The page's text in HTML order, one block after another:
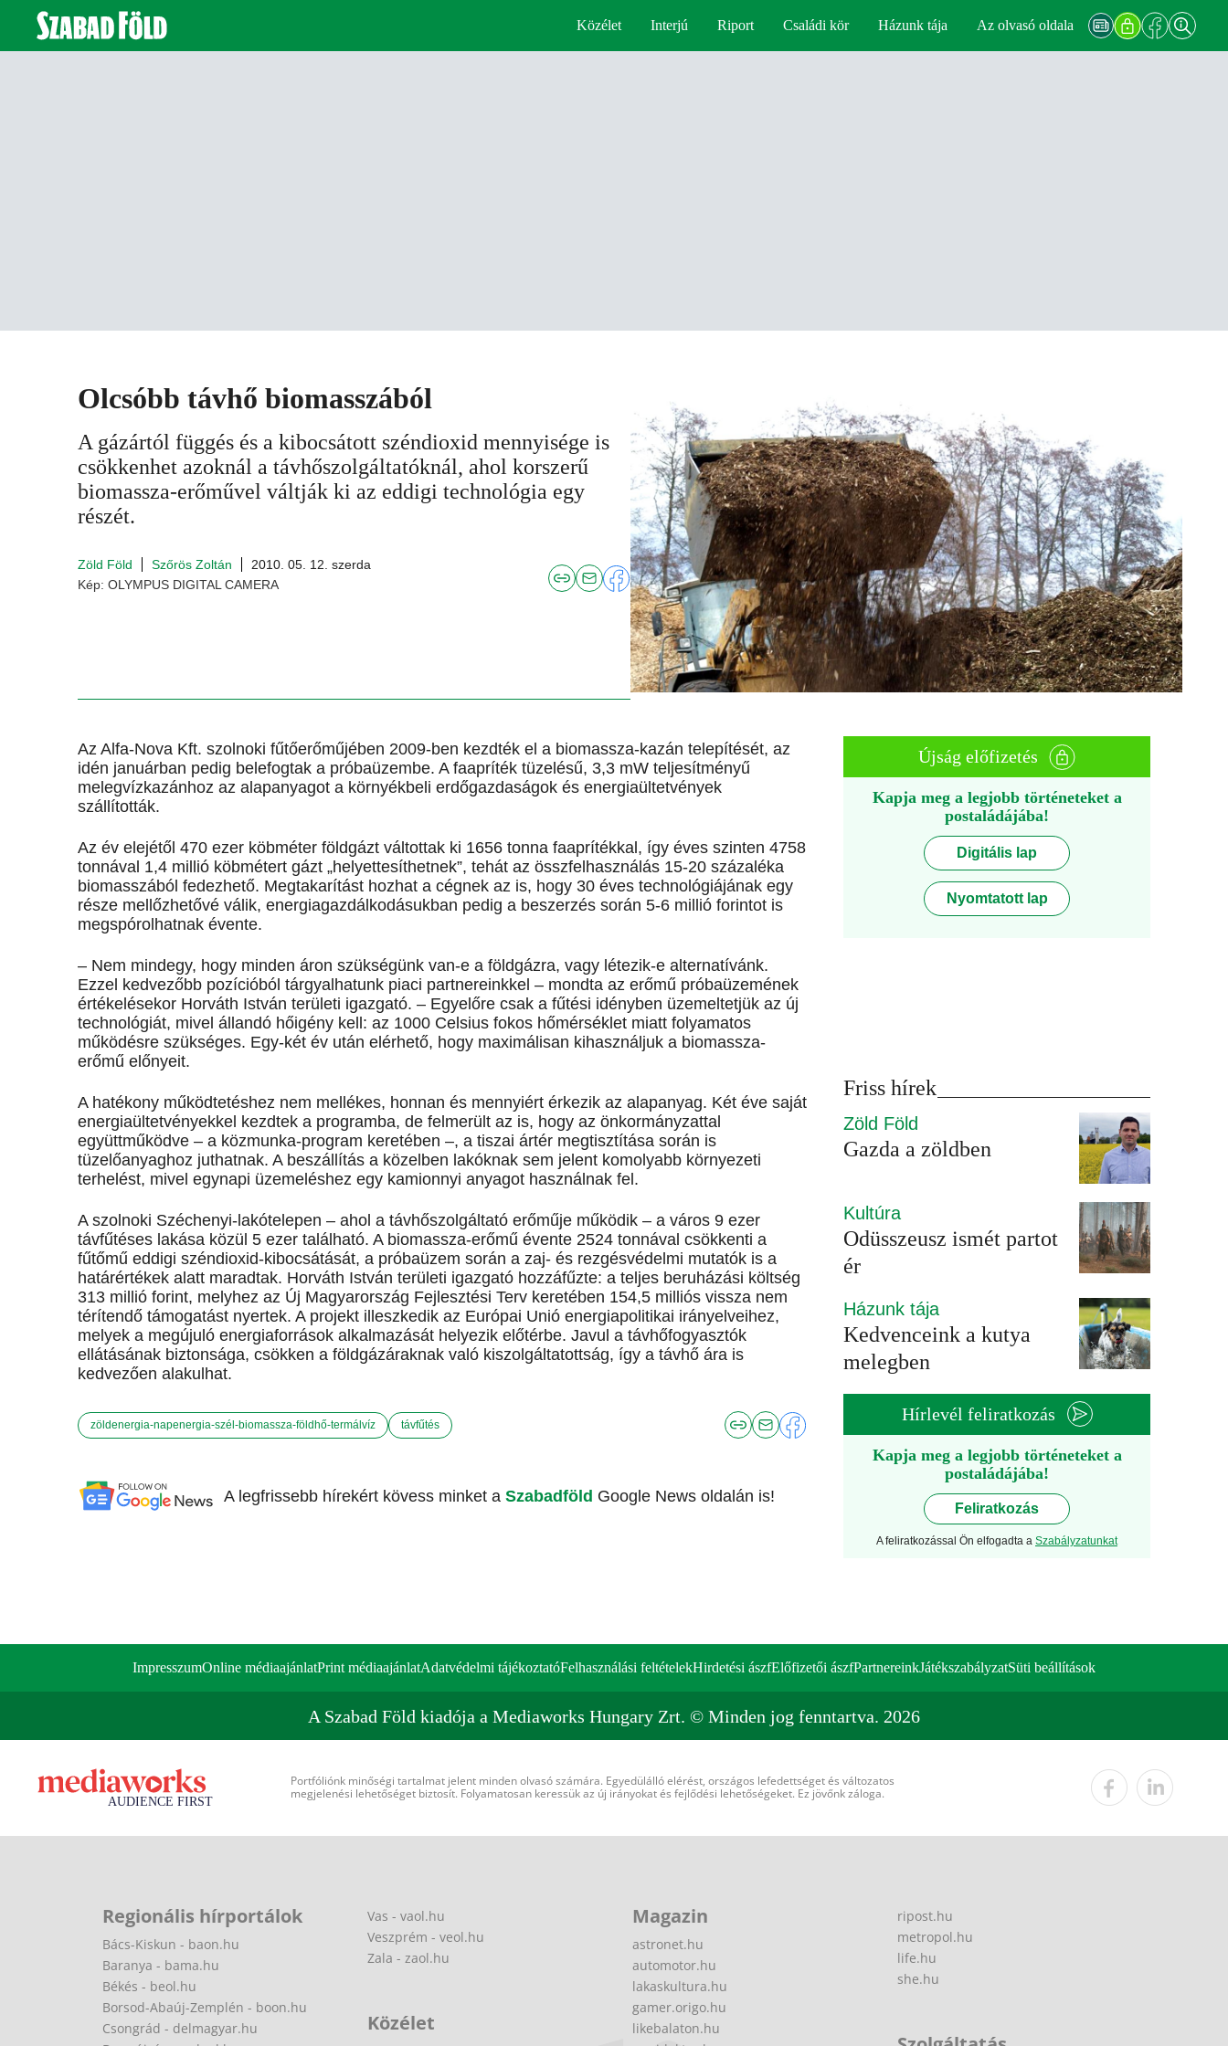
Közélet Interjú Riport Családi kör Házunk tája Az olvasó oldala
Olcsóbb távhő biomasszából
A gázártól függés és a kibocsátott széndioxid mennyisége is
csökkenhet azoknál a távhőszolgáltatóknál, ahol korszerű
biomassza-erőművel váltják ki az eddigi technológia egy
részét.
Zöld Föld Szőrös Zoltán
2010. 05. 12. szerda
Kép: OLYMPUS DIGITAL CAMERA
Az Alfa-Nova Kft. szolnoki fűtőerőműjében 2009-ben kezdték el a biomassza-kazán telepítését, az
idén januárban pedig belefogtak a próbaüzembe. A faapríték tüzelésű, 3,3 mW teljesítményű
melegvízkazánhoz az alapanyagot a környékbeli erdőgazdaságok és energiaültetvények
szállították.
Az év elejétől 470 ezer köbméter földgázt váltottak ki 1656 tonna faaprítékkal, így éves szinten 4758
tonnával 1,4 millió köbmétert gázt „helyettesíthetnek”, tehát az összfelhasználás 15-20 százaléka
biomasszából fedezhető. Megtakarítást hozhat a cégnek az is, hogy 30 éves technológiájának egy
része mellőzhetővé válik, energiagazdálkodásukban pedig a beszerzés során 5-6 millió forintot is
megspórolhatnak évente.
– Nem mindegy, hogy minden áron szükségünk van-e a földgázra, vagy létezik-e alternatívánk.
Ezzel kedvezőbb pozícióból tárgyalhatunk piaci partnereinkkel – mondta az erőmű próbaüzemének
értékelésekor Horváth István területi igazgató. – Egyelőre csak a fűtési idényben üzemeltetjük az új
technológiát, mivel állandó hőigény kell: az 1000 Celsius fokos hőmérséklet miatt folyamatos
működésre szükséges. Egy-két év után elérhető, hogy maximálisan kihasználjuk a biomassza-
erőmű előnyeit.
A hatékony működtetéshez nem mellékes, honnan és mennyiért érkezik az alapanyag. Két éve saját
energiaültetvényekkel kezdtek a programba, de felmerült az is, hogy az önkormányzattal
együttműködve – a közmunka-program keretében –, a tiszai ártér megtisztítása során is
tüzelőanyaghoz juthatnak. A beszállítás a közelben lakóknak sem jelent komolyabb környezeti
terhelést, mivel egynapi üzemeléshez egy kamionnyi anyagot használnak fel.
A szolnoki Széchenyi-lakótelepen – ahol a távhőszolgáltató erőműje működik – a város 9 ezer
távfűtéses lakása közül 5 ezer található. A biomassza-erőmű évente 2524 tonnával csökkenti a
fűtőmű eddigi széndioxid-kibocsátását, a próbaüzem során a zaj- és rezgésvédelmi mutatók is a
határértékek alatt maradtak. Horváth István területi igazgató hozzáfűzte: a teljes beruházási költség
313 millió forint, melyhez az Új Magyarország Fejlesztési Terv keretében 154,5 milliós vissza nem
térítendő támogatást nyertek. A projekt illeszkedik az Európai Unió energiapolitikai irányelveihez,
melyek a megújuló energiaforrások alkalmazását helyezik előtérbe. Javul a távhőfogyasztók
ellátásának biztonsága, csökken a földgázáraknak való kiszolgáltatottság, így a távhő ára is
kedvezően alakulhat.
zöldenergia-napenergia-szél-biomassza-földhő-termálvíz távfűtés
A legfrissebb hírekért kövess minket a Szabadföld Google News oldalán is!
Újság előfizetés
Kapja meg a legjobb történeteket a
postaládájába!
Digitális lap
Nyomtatott lap
Friss hírek
Zöld Föld
Gazda a zöldben
Kultúra
Odüsszeusz ismét partot
ér
Házunk tája
Kedvenceink a kutya
melegben
Hírlevél feliratkozás
Kapja meg a legjobb történeteket a
postaládájába!
Feliratkozás
A feliratkozással Ön elfogadta a Szabályzatunkat
ImpresszumOnline médiaajánlatPrint médiaajánlatAdatvédelmi tájékoztatóFelhasználási feltételekHirdetési ászfElőfizetői ászfPartnereinkJátékszabályzatSüti beállítások
A Szabad Föld kiadója a Mediaworks Hungary Zrt. © Minden jog fenntartva. 2026
Portfóliónk minőségi tartalmat jelent minden olvasó számára. Egyedülálló elérést, országos lefedettséget és változatos
megjelenési lehetőséget biztosít. Folyamatosan keressük az új irányokat és fejlődési lehetőségeket. Ez jövőnk záloga.
Regionális hírportálok
Bács-Kiskun - baon.hu
Baranya - bama.hu
Békés - beol.hu
Borsod-Abaúj-Zemplén - boon.hu
Csongrád - delmagyar.hu
Vas - vaol.hu
Veszprém - veol.hu
Zala - zaol.hu
Közélet
Magazin
astronet.hu
automotor.hu
lakaskultura.hu
gamer.origo.hu
likebalaton.hu
ripost.hu
metropol.hu
life.hu
she.hu